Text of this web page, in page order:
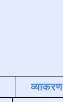
व्याकरण